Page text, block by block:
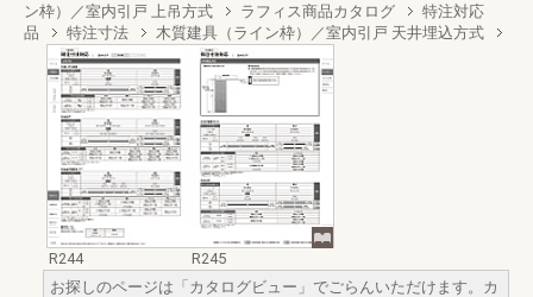
ン枠）／室内引戸 上吊方式
ラフィス商品カタログ
特注対応
品
特注寸法 木質建具（ライン枠）／室内引戸 天井埋込方式
R244
R245
お探しのページは「カタログビュー」でごらんいただけます。カ